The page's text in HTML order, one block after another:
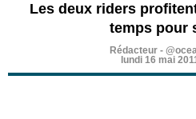
Les deux riders
temps pour
Rédacteur-
lundi 16 mai